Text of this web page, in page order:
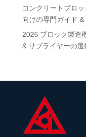
コンクリートブロ
向けの専門ガイド &
2026 ブロック製造
& サプライヤーの選